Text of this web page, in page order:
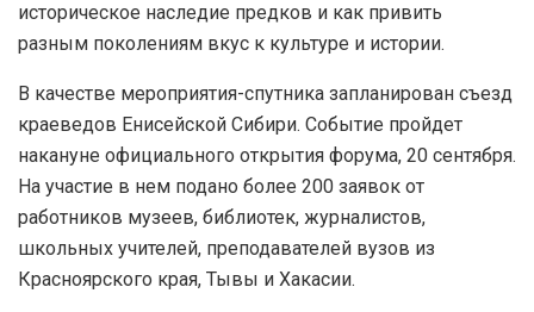
историческое наследие предков и как привить
разным поколениям вкус к культуре и истории.
В качестве мероприятия-спутника запланирован съезд
краеведов Енисейской Сибири. Событие пройдет
накануне официального открытия форума, 20 сентября.
На участие в нем подано более 200 заявок от
работников музеев, библиотек, журналистов,
школьных учителей, преподавателей вузов из
Красноярского края, Тывы и Хакасии.